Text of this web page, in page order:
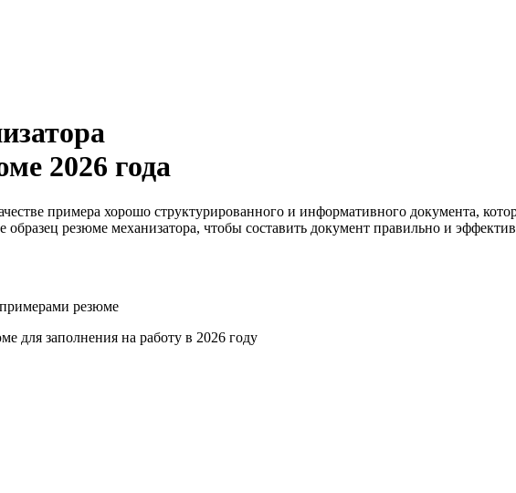
2026 года
примера хорошо структурированного и информативного документа,
резюме механизатора, чтобы составить документ правильно и
резюме